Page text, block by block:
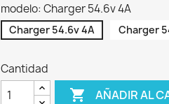
modelo: Charger 54.6v 4A
Charger 54.6v 4A Charger
Cantidad
 AÑADIR AL